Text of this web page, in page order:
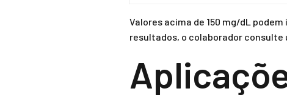
Valores acima de 150 mg/dL
resultados, o colaborador consulte